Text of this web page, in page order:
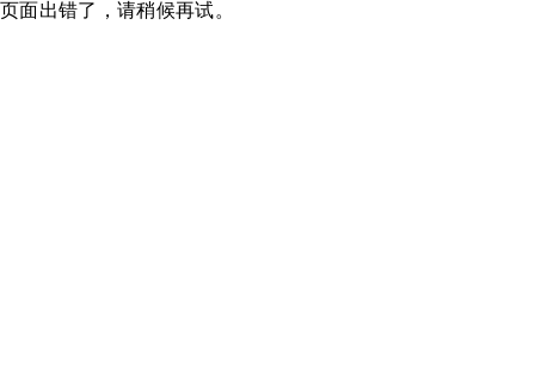
页面出错了，请稍候再试。